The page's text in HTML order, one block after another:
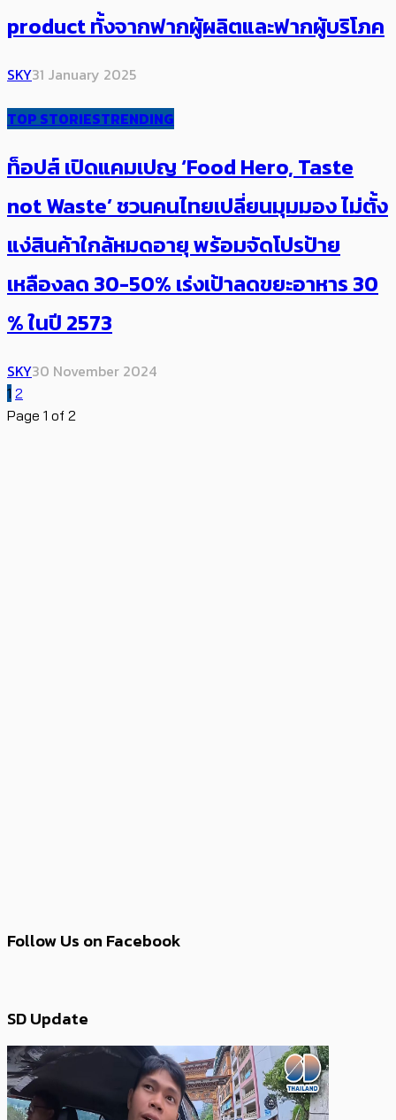
product ทั้งจากฟากผู้ผลิตและฟากผู้บริโภค
SKY31 January 2025
TOP STORIESTRENDING
ท็อปส์ เปิดแคมเปญ ‘Food Hero, Taste
not Waste’ ​ชวนคนไทยเปลี่ยนมุมมอง ไม่ตั้ง
แง่สินค้าใกล้หมดอายุ พร้อมจัดโปรป้าย
เหลืองลด 30-50% เร่งเป้าลดขยะอาหาร 30
% ในปี 2573
SKY30 November 2024
1 2
Page 1 of 2
Follow Us on Facebook
SD Update